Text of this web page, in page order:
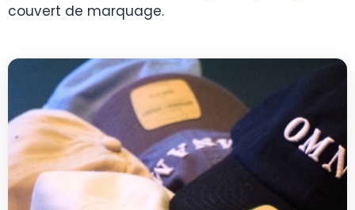
couvert de marquage.